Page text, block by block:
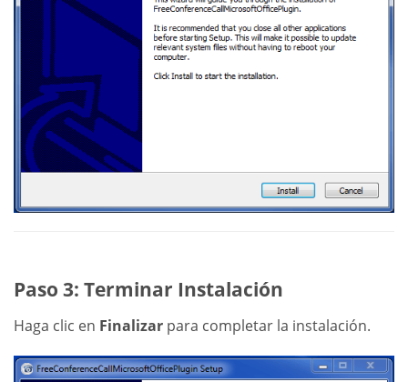
Paso 3: Terminar Instalación
Haga clic en Finalizar para completar la instalación.